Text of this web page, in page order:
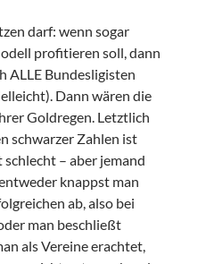
darf: wenn sogar
profitieren soll, dann
ALLE Bundesligisten
Dann wären die
Goldregen. Letztlich
schwarzer Zahlen ist
– aber jemand
knappst man
ab, also bei
man beschließt
als Vereine erachtet,